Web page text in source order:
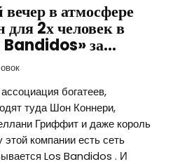
в атмосфере
2х человек в
Bandidos» за…
богатеев,
туда Шон Коннери,
Гриффит и даже король
компании есть сеть
Los Bandidos . И